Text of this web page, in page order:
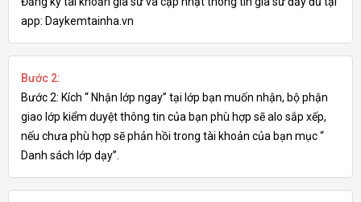
app: Daykemtainha.vn
Bước 2:
Bước 2: Kích “ Nhận lớp ngay” tại lớp bạn muốn nhận, bộ phận
giao lớp kiểm duyệt thông tin của bạn phù hợp sẽ alo sắp xếp,
nếu chưa phù hợp sẽ phản hồi trong tài khoản của bạn mục “
Danh sách lớp dạy”.